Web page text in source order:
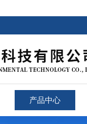
产品中心